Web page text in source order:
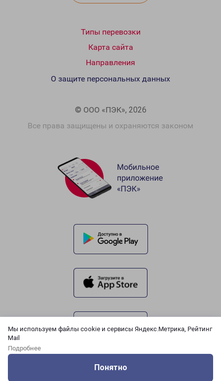
Мы используем файлы cookie и сервисы Яндекс.Метрика, Рейтинг
Mail
Подробнее
Понятно
Типы перевозки
Карта сайта
Направления
© ООО «ПЭК», 2026
Все права защищены и охраняются законом
О защите персональных данных